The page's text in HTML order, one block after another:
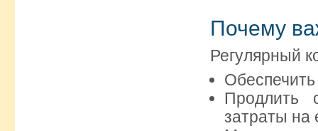
Почему
Регулярный
Продлить
затраты на